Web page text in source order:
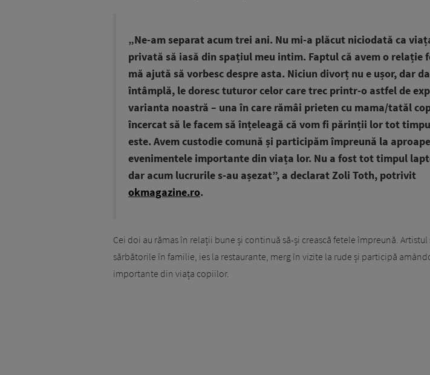
„Ne-am separat acum trei ani. Nu mi-a plăcut niciodată ca
privată să iasă din spațiul meu intim. Faptul că avem o relație
mă ajută să vorbesc despre asta. Niciun divorț nu e ușor, dar
întâmplă, le doresc tuturor celor care trec printr-o astfel de
varianta noastră – una în care rămâi prieten cu mama/tatăl
încercat să le facem să înțeleagă că vom fi părinții lor tot
este. Avem custodie comună și participăm împreună la
evenimentele importante din viața lor. Nu a fost tot timpul
dar acum lucrurile s-au așezat”, a declarat Zoli Toth, potrivit
okmagazine.ro.
Cei doi au rămas în relații bune și continuă să-și crească fetele împreună.
sărbătorile în familie, ies la restaurante, merg în vizite la rude și participă
importante din viața copiilor.